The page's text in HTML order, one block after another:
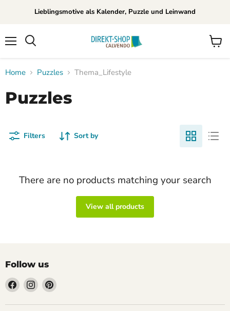
Lieblingsmotive als Kalender, Puzzle und Leinwand
View
Home Puzzles Thema_Lifestyle
Puzzles
Filters Sort by
There are no products matching your search
View all products
Follow us
Find
us
on
Find
us
on
Find
on